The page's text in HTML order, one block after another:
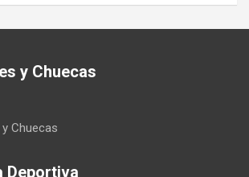
y Chuecas
Chuecas
Deportiva